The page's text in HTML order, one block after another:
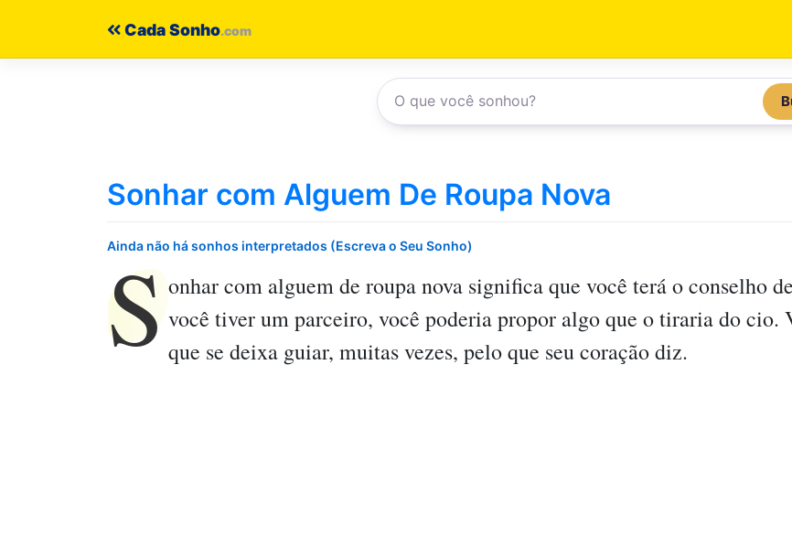
Cada Sonho
Sonhar com Alguem De Roupa Nova
Ainda não há sonhos interpretados (Escreva o Seu Sonho)
S onhar com alguem de roupa nova significa que você terá o conselho
você tiver um parceiro, você poderia propor algo que o tiraria do cio.
que se deixa guiar, muitas vezes, pelo que seu coração diz.